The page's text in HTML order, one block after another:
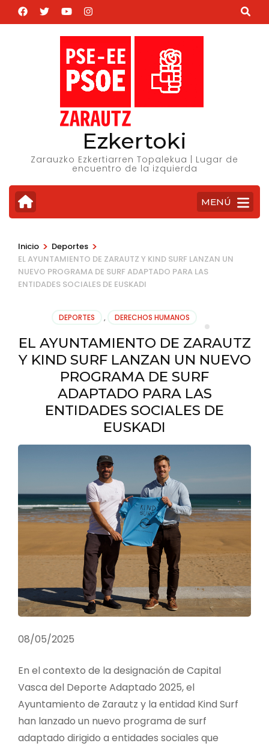
Saltar
al
Ezkertoki
Zarauzko Ezkertiarren Topalekua | Lugar de
encuentro de la izquierda
MENÚ
Inicio > Deportes >
EL AYUNTAMIENTO DE ZARAUTZ Y KIND SURF LANZAN UN
NUEVO PROGRAMA DE SURF ADAPTADO PARA LAS
ENTIDADES SOCIALES DE EUSKADI
DEPORTES , DERECHOS HUMANOS
EL AYUNTAMIENTO DE ZARAUTZ
Y KIND SURF LANZAN UN NUEVO
PROGRAMA DE SURF
ADAPTADO PARA LAS
ENTIDADES SOCIALES DE
EUSKADI
08/05/2025
En el contexto de la designación de Capital
Vasca del Deporte Adaptado 2025, el
Ayuntamiento de Zarautz y la entidad Kind Surf
han lanzado un nuevo programa de surf
adaptado dirigido a entidades sociales que